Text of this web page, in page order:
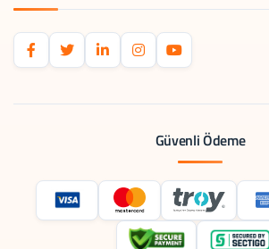
Güvenli Ödeme